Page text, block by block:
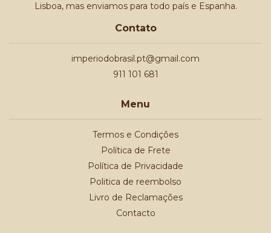
Lisboa, mas enviamos para todo país e Espanha.
Contato
imperiodobrasil.pt@gmail.com
911 101 681
Menu
Termos e Condições
Política de Frete
Política de Privacidade
Politica de reembolso
Livro de Reclamações
Contacto